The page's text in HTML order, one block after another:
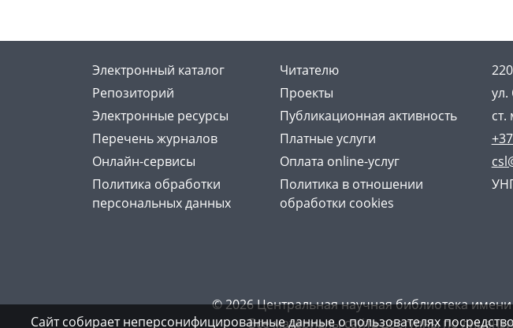
Электронный каталог
Читателю
Репозиторий
Проекты
Электронные ресурсы
Публикационная активность
Перечень журналов
Платные услуги
Онлайн-сервисы
Оплата online-услуг
Политика обработки
персональных данных
Политика в отношении
обработки cookies
ул.
© 2026 Центральная научная библиотека
Все материалы сайта доступны по
Сайт собирает неперсонифицированные данные о пользователях